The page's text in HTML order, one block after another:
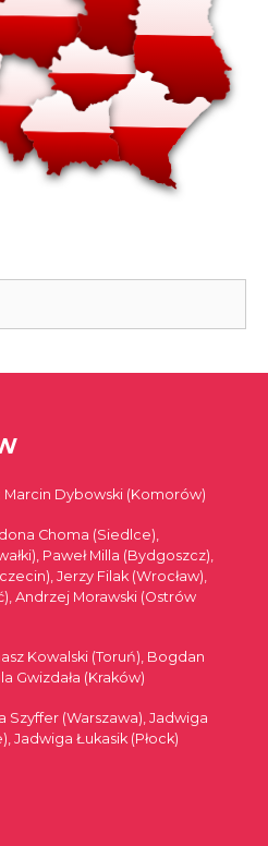
Dybowski (Komorów)
Choma (Siedlce),
Paweł Milla (Bydgoszcz),
Jerzy Filak (Wrocław),
Andrzej Morawski (Ostrów
Kowalski (Toruń), Bogdan
Gwizdała (Kraków)
Szyffer (Warszawa), Jadwiga
Jadwiga Łukasik (Płock)